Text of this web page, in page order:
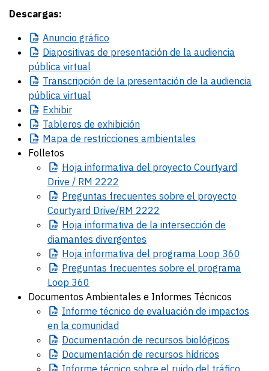
Descargas:
Anuncio gráfico
Diapositivas de presentación de la audiencia
pública virtual
Transcripción de la presentación de la audiencia
pública virtual
Exhibir
Tableros de exhibición
Mapa de restricciones ambientales
Folletos
Hoja informativa del proyecto Courtyard
Drive / RM 2222
Preguntas frecuentes sobre el proyecto
Courtyard Drive/RM 2222
Hoja informativa de la intersección de
diamantes divergentes
Hoja informativa del programa Loop 360
Preguntas frecuentes sobre el programa
Loop 360
Documentos Ambientales e Informes Técnicos
Informe técnico de evaluación de impactos
en la comunidad
Documentación de recursos biológicos
Documentación de recursos hídricos
Informe técnico sobre el ruido del tráfico